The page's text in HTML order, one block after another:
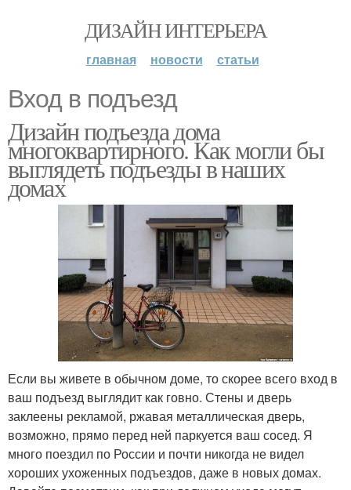
ДИЗАЙН ИНТЕРЬЕРА
главная новости статьи
Вход в подъезд
Дизайн подъезда дома
многоквартирного. Как могли бы
выглядеть подъезды в наших
домах
Если вы живете в обычном доме, то скорее всего вход в
ваш подъезд выглядит как говно. Стены и дверь
заклеены рекламой, ржавая металлическая дверь,
возможно, прямо перед ней паркуется ваш сосед. Я
много поездил по России и почти никогда не видел
хороших ухоженных подъездов, даже в новых домах.